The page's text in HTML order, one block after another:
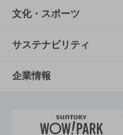
商品一覧
商品発売情報
栄養成分一覧
知る・楽しむTOP
キャンペーン
工場見学
地域情報
文化・スポーツ
文化・スポーツTOP
サントリーホール
サステナビリティ
サステナビリティTOP
企業情報